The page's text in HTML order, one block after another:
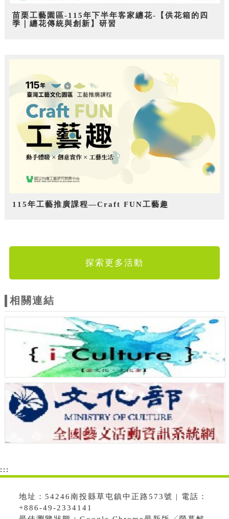
苗栗工藝園區-115年下半年客家纏花-【供花箱的四
季｜纏花傳統與創新】研習
115年工藝推廣課程—Craft FUN工藝趣
探索更多活動
相關連結
:::
地址：54246南投縣草屯鎮中正路573號 | 電話：
+886-49-2334141